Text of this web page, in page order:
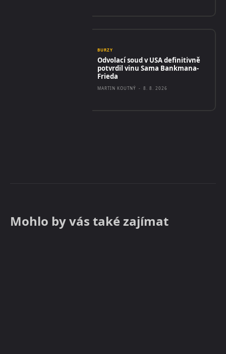
BURZY
Odvolací soud v USA definitivně
potvrdil vinu Sama Bankmana-
Frieda
MARTIN KOUTNÝ - 8. 8. 2026
Mohlo by vás také zajímat